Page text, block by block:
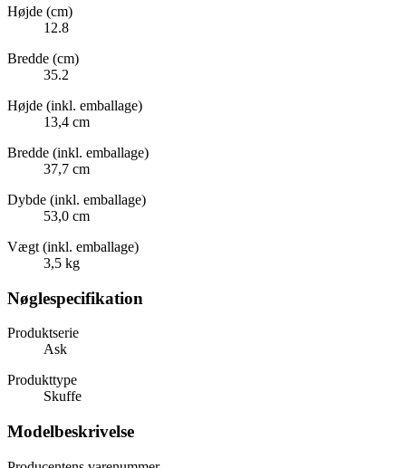
Højde (cm)
12.8
Bredde (cm)
35.2
Højde (inkl. emballage)
13,4 cm
Bredde (inkl. emballage)
37,7 cm
Dybde (inkl. emballage)
53,0 cm
Vægt (inkl. emballage)
3,5 kg
Nøglespecifikation
Produktserie
Ask
Produkttype
Skuffe
Modelbeskrivelse